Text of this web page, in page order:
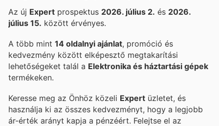
Az új Expert prospektus 2026. július 2. és 2026.
július 15. között érvényes.
A több mint 14 oldalnyi ajánlat, promóció és
kedvezmény között elképesztő megtakarítási
lehetőségeket talál a Elektronika és háztartási gépek
termékeken.
Keresse meg az Önhöz közeli Expert üzletet, és
használja ki az összes kedvezményt, hogy a legjobb
ár-érték arányt kapja a pénzéért. Felejtse el az